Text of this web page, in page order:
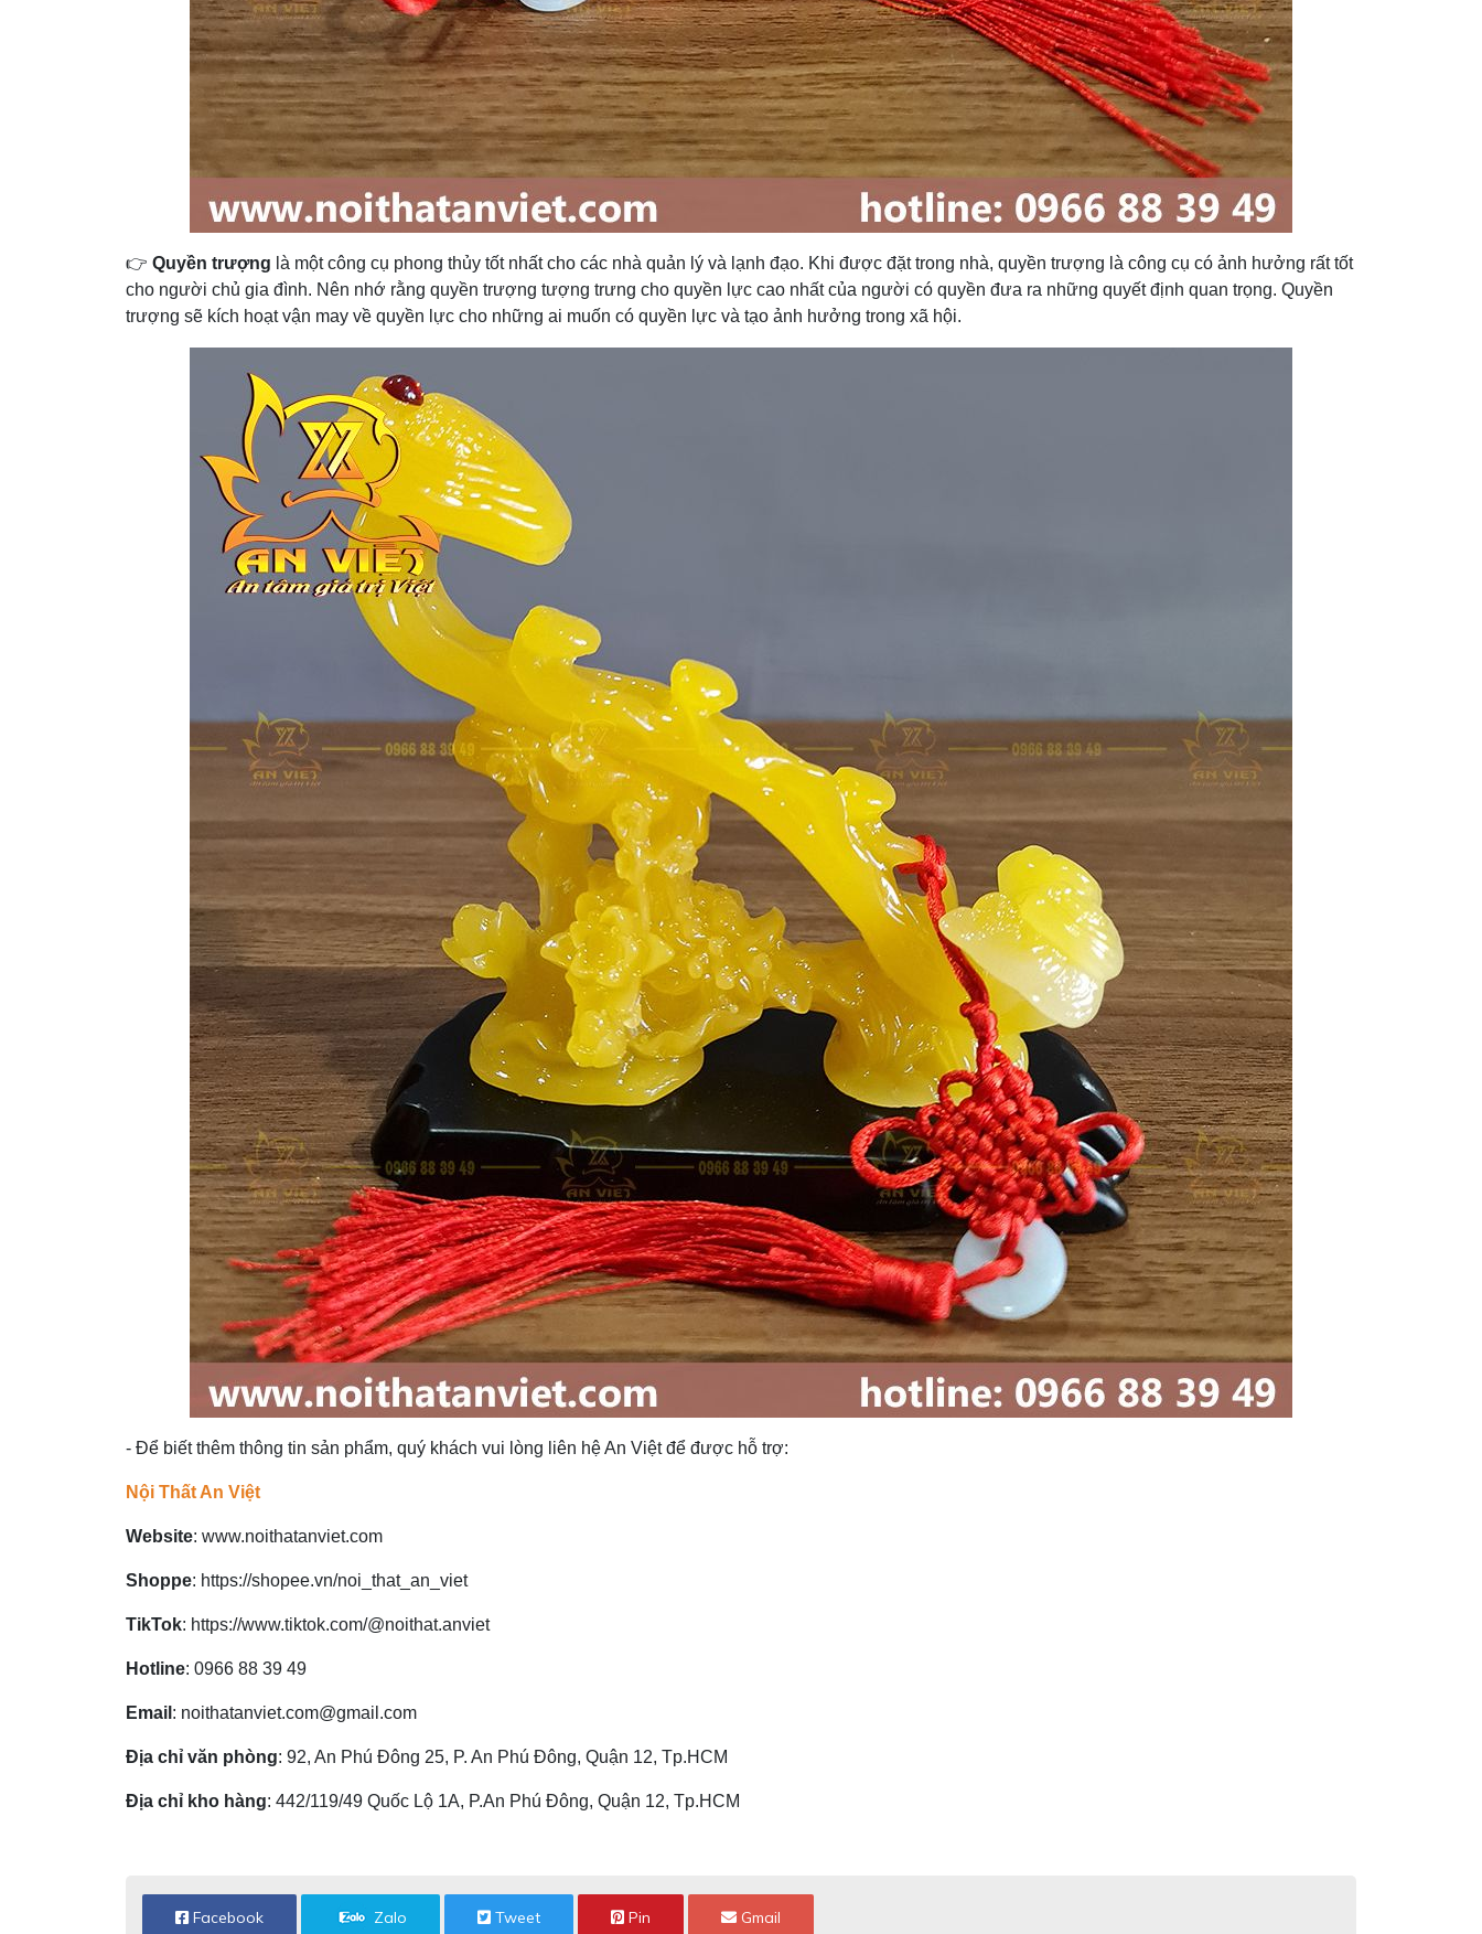
👉 Quyền trượng là một công cụ phong thủy tốt nhất cho các nhà quản lý và lạnh đạo. Khi được đặt trong nhà, quyền trượng là công cụ có ảnh hưởng rất tốt
cho người chủ gia đình. Nên nhớ rằng quyền trượng tượng trưng cho quyền lực cao nhất của người có quyền đưa ra những quyết định quan trọng. Quyền
trượng sẽ kích hoạt vận may về quyền lực cho những ai muốn có quyền lực và tạo ảnh hưởng trong xã hội.
- Để biết thêm thông tin sản phẩm, quý khách vui lòng liên hệ An Việt để được hỗ trợ:
Nội Thất An Việt
Website: www.noithatanviet.com
Shoppe: https://shopee.vn/noi_that_an_viet
TikTok: https://www.tiktok.com/@noithat.anviet
Hotline: 0966 88 39 49
Email : noithatanviet.com@gmail.com
Địa chỉ văn phòng: 92, An Phú Đông 25, P. An Phú Đông, Quận 12, Tp.HCM
Địa chỉ kho hàng: 442/119/49 Quốc Lộ 1A, P.An Phú Đông, Quận 12, Tp.HCM
Facebook Zalo Tweet Pin Gmail